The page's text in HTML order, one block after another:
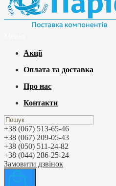
Акції
Оплата та доставка
Про нас
Контакти
+38 (067) 513-65-46
+38 (067) 209-05-43
+38 (050) 511-24-82
+38 (044) 286-25-24
Замовити дзвінок